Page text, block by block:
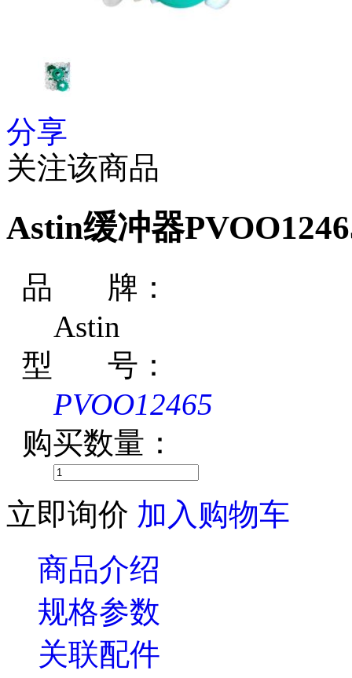
分享
关注该商品
Astin缓冲器
品 牌：
Astin
型 号：
PVOO12465
购买数量：
立即询价 加入购物车
商品介绍
规格参数
关联配件